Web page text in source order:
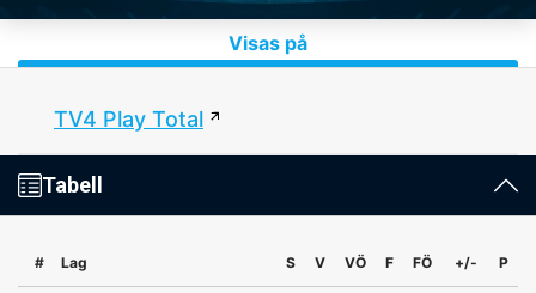
Visas på
TV4 Play Total
Tabell
# Lag S V VÖ F FÖ +/- P